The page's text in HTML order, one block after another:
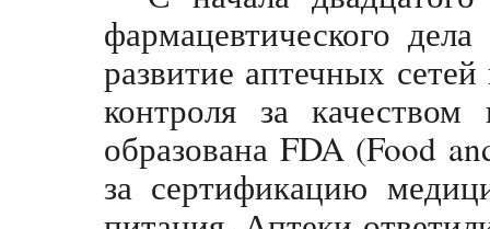
фармацевтического
развитие аптечных
контроля за
образована FDA (Food
за сертификацию